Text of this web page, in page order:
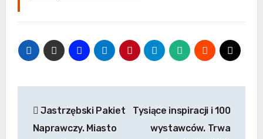
wpisu
Jastrzębski Pakiet
Naprawczy. Miasto
Tysiące inspiracji i 100
wystawców. Trwa